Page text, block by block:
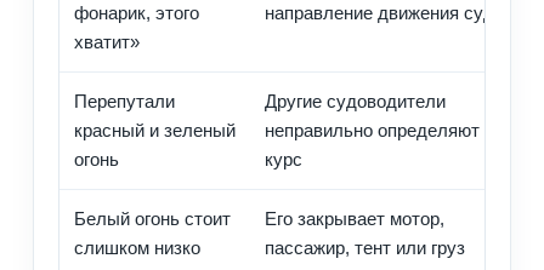
фонарик, этого
хватит»
направление движения судна
Перепутали
красный и зеленый
огонь
Другие судоводители
неправильно определяют ваш
курс
Белый огонь стоит
слишком низко
Его закрывает мотор,
пассажир, тент или груз